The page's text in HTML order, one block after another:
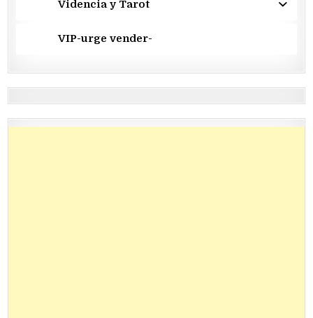
Videncia y Tarot
VIP-urge vender-